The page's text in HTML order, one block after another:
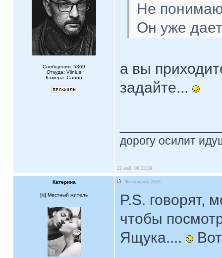
Сообщения: 5369
Откуда: Vilnius
Камера: Canon
Не
Он уже
а вы
задайте...
дорогу осилит
23 май, 08 23:39
Катерина Фотофорум 2008
[ ] Местный житель
P.S. говорят,
чтобы
Ящука....